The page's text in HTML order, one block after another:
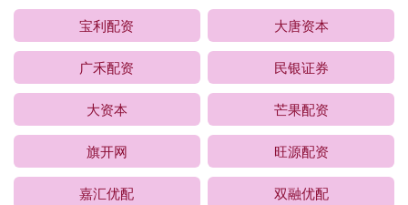
宝利配资 大唐资本
广禾配资 民银证券
大资本 芒果配资
旗开网 旺源配资
嘉汇优配 双融优配